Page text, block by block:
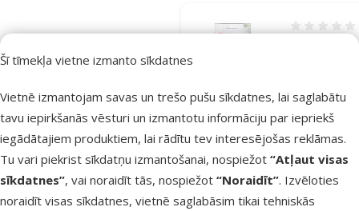
Šī tīmekļa vietne izmanto sīkdatnes
Vietnē izmantojam savas un trešo pušu sīkdatnes, lai saglabātu
tavu iepirkšanās vēsturi un izmantotu informāciju par iepriekš
iegādātajiem produktiem, lai rādītu tev interesējošas reklāmas.
Tu vari piekrist sīkdatņu izmantošanai, nospiežot “Atļaut visas
sīkdatnes”, vai noraidīt tās, nospiežot “Noraidīt”. Izvēloties
noraidīt visas sīkdatnes, vietnē saglabāsim tikai tehniskās
Barība
Atsauksmes
Cena
5,99 €
Cena par 100 g:
iesaka